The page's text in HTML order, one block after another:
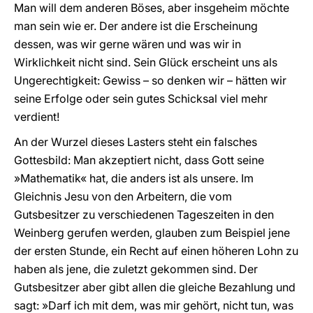
Man will dem anderen Böses, aber insgeheim möchte
man sein wie er. Der andere ist die Erscheinung
dessen, was wir gerne wären und was wir in
Wirklichkeit nicht sind. Sein Glück erscheint uns als
Ungerechtigkeit: Gewiss – so denken wir – hätten wir
seine Erfolge oder sein gutes Schicksal viel mehr
verdient!
An der Wurzel dieses Lasters steht ein falsches
Gottesbild: Man akzeptiert nicht, dass Gott seine
»Mathematik« hat, die anders ist als unsere. Im
Gleichnis Jesu von den Arbeitern, die vom
Gutsbesitzer zu verschiedenen Tageszeiten in den
Weinberg gerufen werden, glauben zum Beispiel jene
der ersten Stunde, ein Recht auf einen höheren Lohn zu
haben als jene, die zuletzt gekommen sind. Der
Gutsbesitzer aber gibt allen die gleiche Bezahlung und
sagt: »Darf ich mit dem, was mir gehört, nicht tun, was